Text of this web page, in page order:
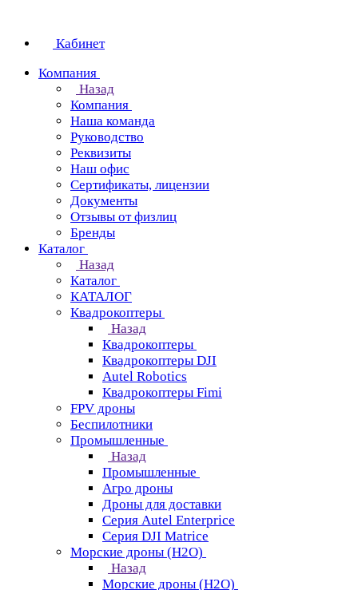
Кабинет
Компания
Назад
Компания
Наша команда
Руководство
Реквизиты
Наш офис
Сертификаты, лицензии
Документы
Отзывы от физлиц
Бренды
Каталог
Назад
Каталог
КАТАЛОГ
Квадрокоптеры
Назад
Квадрокоптеры
Квадрокоптеры DJI
Autel Robotics
Квадрокоптеры Fimi
FPV дроны
Беспилотники
Промышленные
Назад
Промышленные
Агро дроны
Дроны для доставки
Серия Autel Enterprice
Серия DJI Matrice
Морские дроны (H2O)
Назад
Морские дроны (H2O)